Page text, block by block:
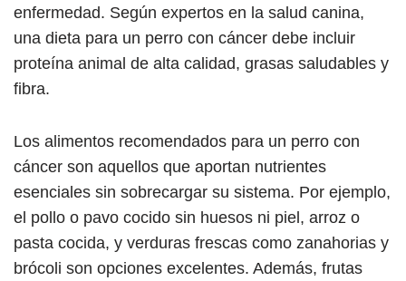
enfermedad. Según expertos en la salud canina,
una dieta para un perro con cáncer debe incluir
proteína animal de alta calidad, grasas saludables y
fibra.
Los alimentos recomendados para un perro con
cáncer son aquellos que aportan nutrientes
esenciales sin sobrecargar su sistema. Por ejemplo,
el pollo o pavo cocido sin huesos ni piel, arroz o
pasta cocida, y verduras frescas como zanahorias y
brócoli son opciones excelentes. Además, frutas